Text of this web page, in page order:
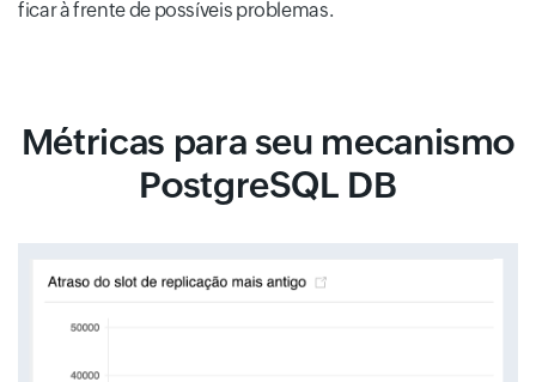
ficar à frente de possíveis problemas.
Métricas para seu mecanismo
PostgreSQL DB